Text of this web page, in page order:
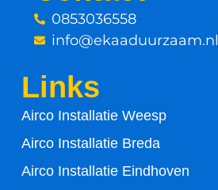
-
0853036558
info@ekaaduurzaam.nl
Links
Airco Installatie Weesp
Airco Installatie Breda
Airco Installatie Eindhoven